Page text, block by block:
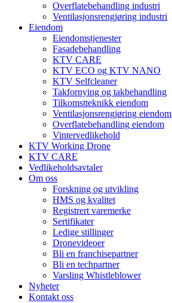
Overflatebehandling industri
Ventilasjonsrengjøring industri
Eiendom
Eiendomstjenester
Fasadebehandling
KTV CARE
KTV ECO og KTV NANO
KTV Selfcleaner
Takfornying og takbehandling
Tilkomstteknikk eiendom
Ventilasjonsrengjøring eiendom
Overflatebehandling eiendom
Vintervedlikehold
KTV Working Drone
KTV CARE
Vedlikeholdsavtaler
Om oss
Forskning og utvikling
HMS og kvalitet
Registrert varemerke
Sertifikater
Ledige stillinger
Dronevideoer
Bli en franchisepartner
Bli en techpartner
Varsling Whistleblower
Nyheter
Kontakt oss